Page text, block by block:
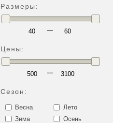
Размеры:
—
Цены:
—
Сезон:
Весна
Зима
Лето
Осень